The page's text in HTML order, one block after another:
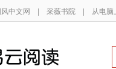
中文网 | 采薇书院 | 从电